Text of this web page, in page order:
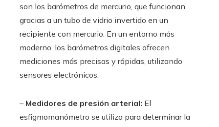
son los barómetros de mercurio, que funcionan
gracias a un tubo de vidrio invertido en un
recipiente con mercurio. En un entorno más
moderno, los barómetros digitales ofrecen
mediciones más precisas y rápidas, utilizando
sensores electrónicos.
– Medidores de presión arterial: El
esfigmomanómetro se utiliza para determinar la